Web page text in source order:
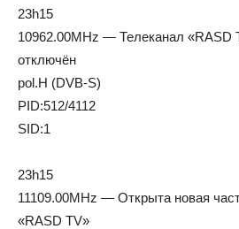
23h15
10962.00MHz — Телеканал «RASD
отключён
pol.H (DVB-S)
PID:512/4112
SID:1
23h15
11109.00MHz — Открыта новая
«RASD TV»